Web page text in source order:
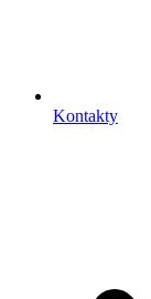
Kontakty